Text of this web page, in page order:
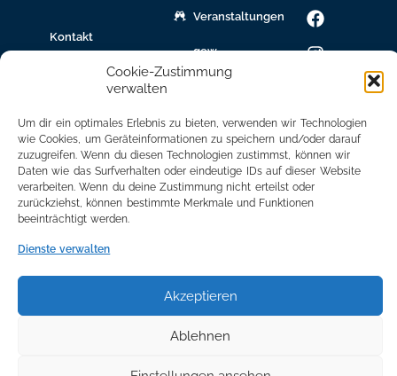
Cookie-Zustimmung
verwalten
Um dir ein optimales Erlebnis zu bieten, verwenden wir Technologien
wie Cookies, um Geräteinformationen zu speichern und/oder darauf
zuzugreifen. Wenn du diesen Technologien zustimmst, können wir
Daten wie das Surfverhalten oder eindeutige IDs auf dieser Website
verarbeiten. Wenn du deine Zustimmung nicht erteilst oder
zurückziehst, können bestimmte Merkmale und Funktionen
beeinträchtigt werden.
Dienste verwalten
Akzeptieren
Ablehnen
Kontakt
Veranstaltungen
gew.
Immobilien
Newsletter
Anmeldung
Mitglied
werden